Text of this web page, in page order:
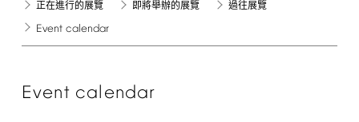
正在進行的展覽 即將舉辦的展覽 過往展覽
Event calendar
Event calendar